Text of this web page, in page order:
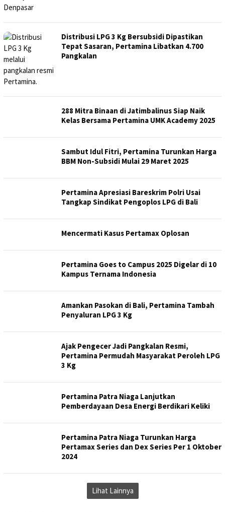
Distribusi LPG 3 Kg Bersubsidi Dipastikan
Tepat Sasaran, Pertamina Libatkan 4.700
Pangkalan
288 Mitra Binaan di Jatimbalinus Siap Naik
Kelas Bersama Pertamina UMK Academy 2025
Sambut Idul Fitri, Pertamina Turunkan Harga
BBM Non-Subsidi Mulai 29 Maret 2025
Pertamina Apresiasi Bareskrim Polri Usai
Tangkap Sindikat Pengoplos LPG di Bali
Mencermati Kasus Pertamax Oplosan
Pertamina Goes to Campus 2025 Digelar di 10
Kampus Ternama Indonesia
Amankan Pasokan di Bali, Pertamina Tambah
Penyaluran LPG 3 Kg
Ajak Pengecer Jadi Pangkalan Resmi,
Pertamina Permudah Masyarakat Peroleh LPG
3 Kg
Pertamina Patra Niaga Lanjutkan
Pemberdayaan Desa Energi Berdikari Keliki
Pertamina Patra Niaga Turunkan Harga
Pertamax Series dan Dex Series Per 1 Oktober
2024
Lihat Lainnya